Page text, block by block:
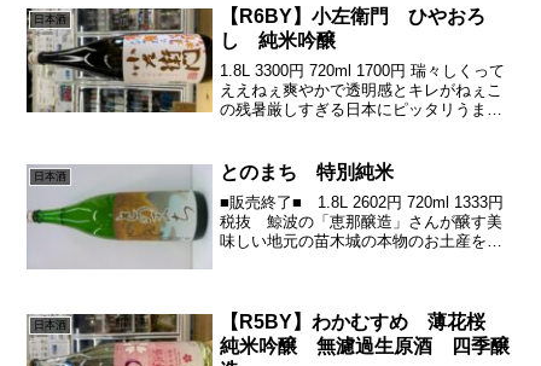
きよき。定期的に呑みた...
日本酒
【R6BY】小左衛門 ひやおろ
し 純米吟醸
1.8L 3300円 720ml 1700円 瑞々しくって
ええねぇ爽やかで透明感とキレがねぇこ
の残暑厳しすぎる日本にピッタリうまー
日本酒 とのまち 特別純米
■販売終了■ 1.8L 2602円 720ml 1333円
税抜 鯨波の「恵那醸造」さんが醸す美
味しい地元の苗木城の本物のお土産をと
入...
日本酒
【R5BY】わかむすめ 薄花桜
純米吟醸 無濾過生原酒 四季醸